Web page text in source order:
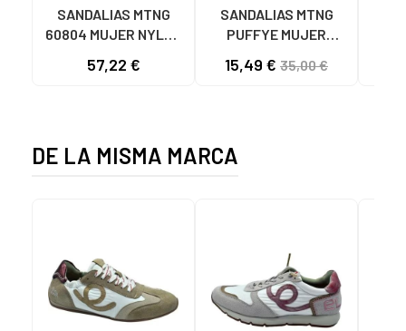
SANDALIAS MTNG
60804 MUJER NYLON
TAUPE C59615 - -
57,22 €
SANDALIAS MTNG
PUFFYE MUJER
C60056 C60056 -
15,49 € 35,00 €
DE LA MISMA MARCA